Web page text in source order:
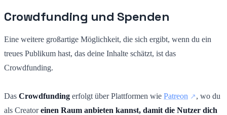
Crowdfunding und Spenden
Eine weitere großartige Möglichkeit, die sich ergibt, wenn du ein
treues Publikum hast, das deine Inhalte schätzt, ist das
Crowdfunding.
Das Crowdfunding erfolgt über Plattformen wie Patreon
, wo du
als Creatoreinen Raum anbieten kannst, damit die Nutzer dich